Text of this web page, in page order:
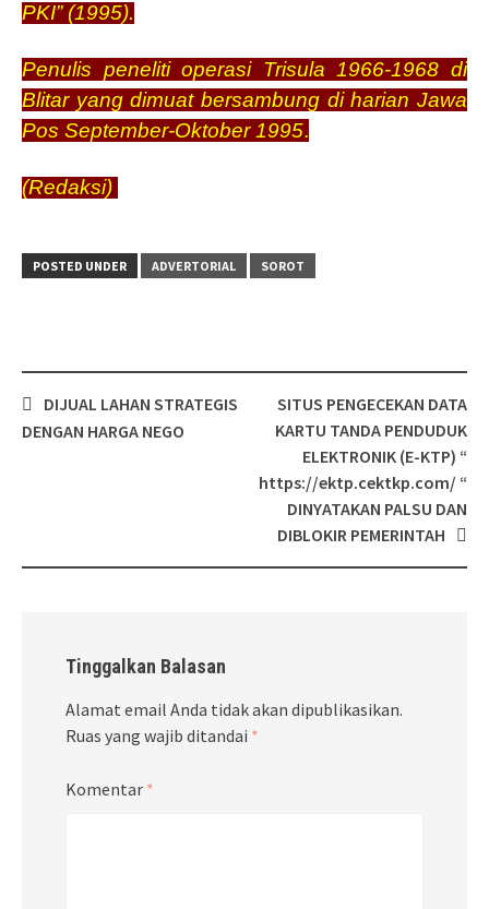
PKI” (1995).
Penulis peneliti operasi Trisula 1966-1968 di
Blitar yang dimuat bersambung di harian Jawa
Pos September-Oktober 1995.
(Redaksi)
POSTED UNDER ADVERTORIAL SOROT
Post
navigation
DIJUAL LAHAN STRATEGIS
DENGAN HARGA NEGO
SITUS PENGECEKAN DATA
KARTU TANDA PENDUDUK
ELEKTRONIK (E-KTP) “
https://ektp.cektkp.com/ “
DINYATAKAN PALSU DAN
DIBLOKIR PEMERINTAH
Tinggalkan Balasan
Alamat email Anda tidak akan dipublikasikan.
Ruas yang wajib ditandai *
Komentar *